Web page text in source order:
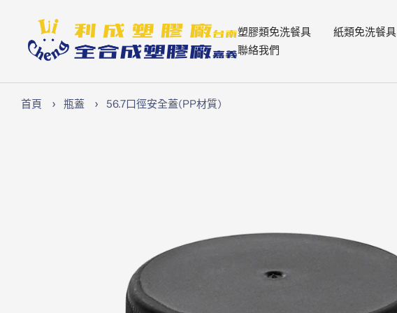
塑膠類免洗餐具 紙類免洗餐具
聯絡我們
Lichen74
首頁 瓶蓋 56.7口徑安全蓋(PP材質)